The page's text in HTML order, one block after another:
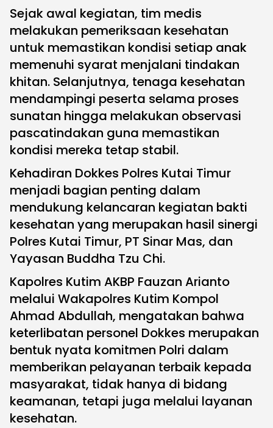
Sejak awal kegiatan, tim medis
melakukan pemeriksaan kesehatan
untuk memastikan kondisi setiap anak
memenuhi syarat menjalani tindakan
khitan. Selanjutnya, tenaga kesehatan
mendampingi peserta selama proses
sunatan hingga melakukan observasi
pascatindakan guna memastikan
kondisi mereka tetap stabil.
Kehadiran Dokkes Polres Kutai Timur
menjadi bagian penting dalam
mendukung kelancaran kegiatan bakti
kesehatan yang merupakan hasil sinergi
Polres Kutai Timur, PT Sinar Mas, dan
Yayasan Buddha Tzu Chi.
Kapolres Kutim AKBP Fauzan Arianto
melalui Wakapolres Kutim Kompol
Ahmad Abdullah, mengatakan bahwa
keterlibatan personel Dokkes merupakan
bentuk nyata komitmen Polri dalam
memberikan pelayanan terbaik kepada
masyarakat, tidak hanya di bidang
keamanan, tetapi juga melalui layanan
kesehatan.